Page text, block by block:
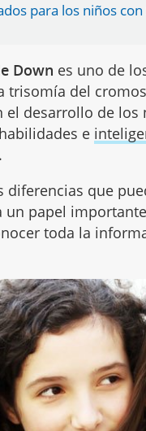
para los niños
Down es uno de
trisomía del
el desarrollo de los
e
diferencias que
un papel
toda la